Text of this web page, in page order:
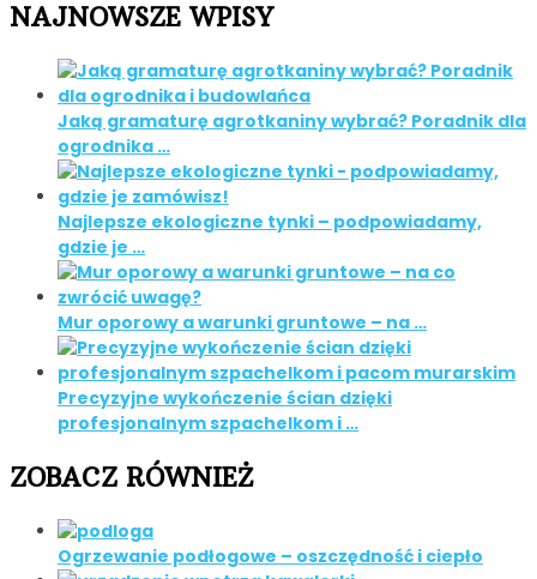
NAJNOWSZE WPISY
Jaką gramaturę agrotkaniny wybrać? Poradnik dla
ogrodnika …
Najlepsze ekologiczne tynki – podpowiadamy,
gdzie je …
Mur oporowy a warunki gruntowe – na …
Precyzyjne wykończenie ścian dzięki
profesjonalnym szpachelkom i …
ZOBACZ RÓWNIEŻ
Ogrzewanie podłogowe – oszczędność i ciepło